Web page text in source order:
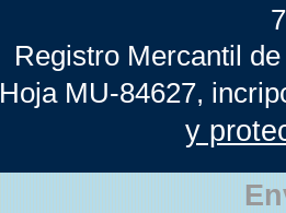
Registro Mercantil
Hoja MU-84627,
y